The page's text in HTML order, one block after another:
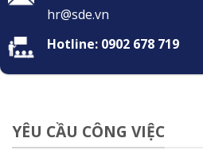
hr@sde.vn
Hotline: 0902 678 719
YÊU CẦU CÔNG VIỆC